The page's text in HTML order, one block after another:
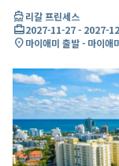
directions_boat리갈 프린세스
card_travel2027-11-27- 2027-
location_on마이애미 출발 - 마이애